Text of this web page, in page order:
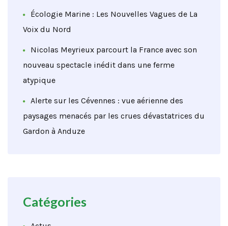
Écologie Marine : Les Nouvelles Vagues de La
Voix du Nord
Nicolas Meyrieux parcourt la France avec son
nouveau spectacle inédit dans une ferme
atypique
Alerte sur les Cévennes : vue aérienne des
paysages menacés par les crues dévastatrices du
Gardon à Anduze
Catégories